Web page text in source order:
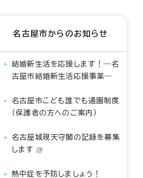
名古屋市からのお知らせ
結婚新生活を応援します！―名
古屋市結婚新生活応援事業―
名古屋市こども誰でも通園制度
（保護者の方へのご案内）
名古屋城現天守閣の記録を募集
します
熱中症を予防しましょう！